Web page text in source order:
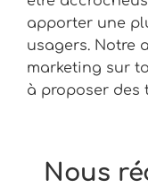
apporter une
usagers. Notre
marketing sur
à proposer des
Nous